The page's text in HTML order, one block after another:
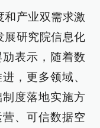
和产业双需求激
展研究院信息化
表示，随着数
，更多领域、
度落地实施方
、可信数据空